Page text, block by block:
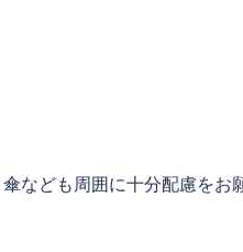
なども周囲に十分配慮をお